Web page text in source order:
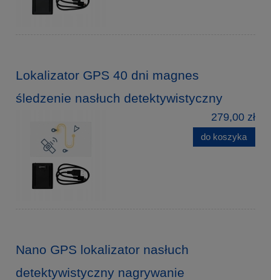
Lokalizator GPS 40 dni magnes
śledzenie nasłuch detektywistyczny
279,00 zł
do koszyka
Nano GPS lokalizator nasłuch
detektywistyczny nagrywanie